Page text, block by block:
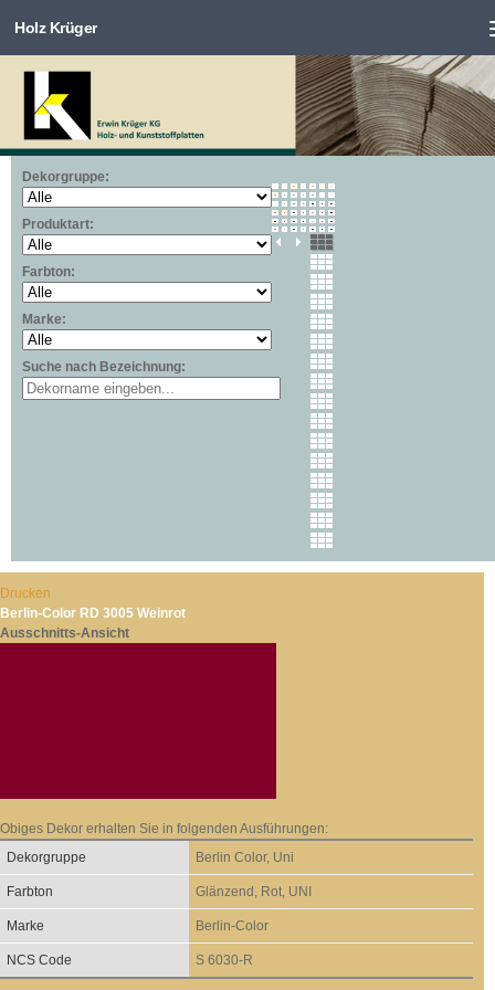
Zum Inhalt springen
Holz Krüger
Dekorgruppe:
Produktart:
Farbton:
Marke:
Suche nach Bezeichnung:
Drucken
Berlin-Color RD 3005 Weinrot
Ausschnitts-Ansicht
Obiges Dekor erhalten Sie in folgenden Ausführungen:
Dekorgruppe
Berlin Color, Uni
Farbton Glänzend, Rot, UNI
Marke Berlin-Color
NCS Code S 6030-R